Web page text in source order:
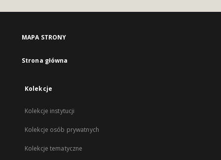
MAPA STRONY
Strona główna
Kolekcje
Kolekcje instytucji
Kolekcje osób prywatnych
Kolekcje tematyczne